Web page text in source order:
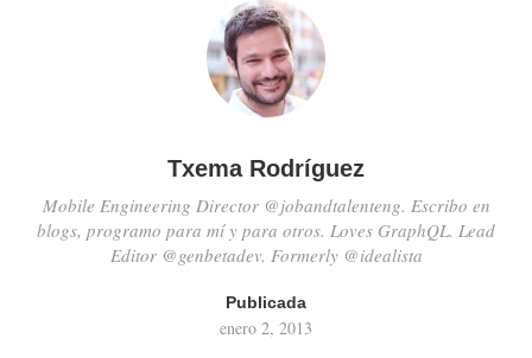
Txema Rodríguez
Mobile Engineering Director @jobandtalenteng. Escribo en
blogs, programo para mí y para otros. Loves GraphQL. Lead
Editor @genbetadev. Formerly @idealista
Publicada
enero 2, 2013